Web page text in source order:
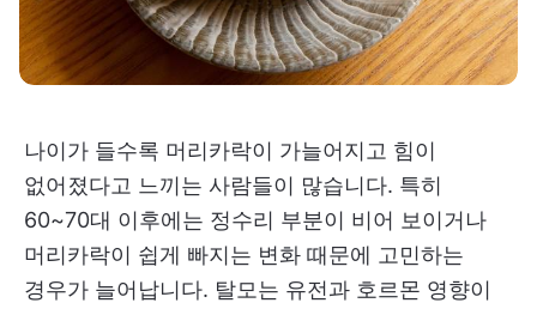
나이가 들수록 머리카락이 가늘어지고 힘이
없어졌다고 느끼는 사람들이 많습니다. 특히
60~70대 이후에는 정수리 부분이 비어 보이거나
머리카락이 쉽게 빠지는 변화 때문에 고민하는
경우가 늘어납니다. 탈모는 유전과 호르몬 영향이